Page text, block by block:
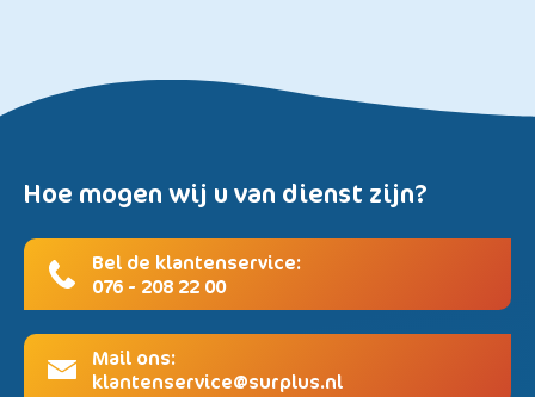
Hoe mogen wij u van dienst zijn?
Bel de klantenservice:
076 - 208 22 00
Mail ons:
klantenservice@surplus.nl